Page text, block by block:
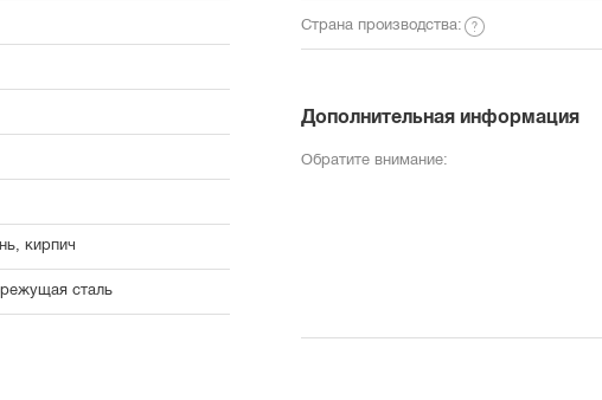
кирпич
сталь
Страна производства:
Дополнительная информация
Обратите внимание: